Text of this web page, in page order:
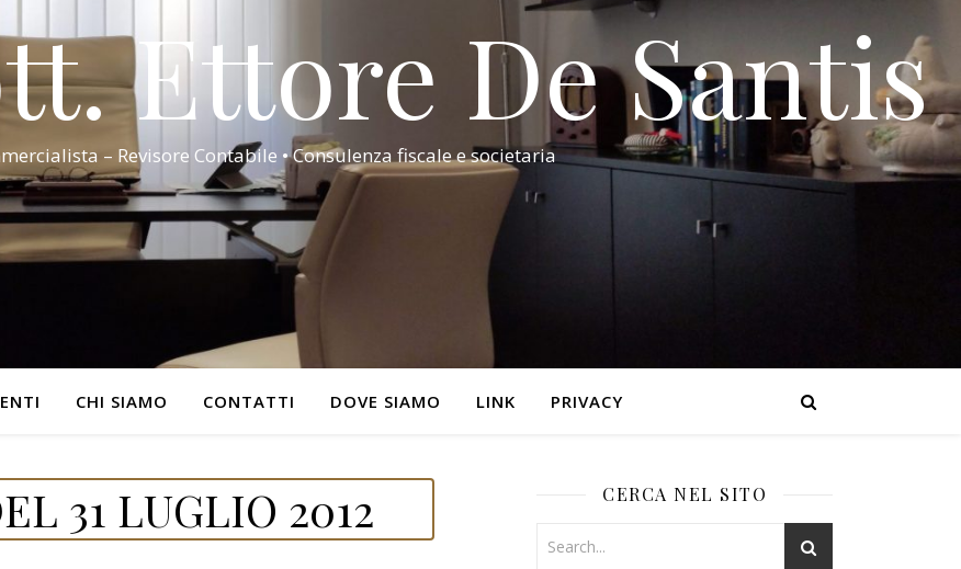
Ettore De Santis
– Revisore Contabile • Consulenza fiscale e societaria
CHI SIAMO CONTATTI DOVE SIAMO LINK PRIVACY
31 LUGLIO 2012 CERCA NEL SITO